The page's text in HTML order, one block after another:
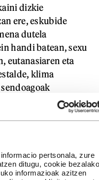
pertsonala, zure
ditugu, cookie bezalako
informazioak azitzen
dizkie
ere, eskubide
dutela
handi batean, sexu
eutanasiaren eta
klima
egin dutenen